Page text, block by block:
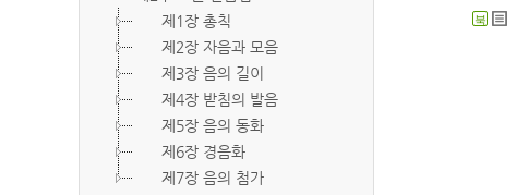
제1장 총칙
제2장 자음과 모음
제3장 음의 길이
제4장 받침의 발음
제5장 음의 동화
제6장 경음화
제7장 음의 첨가
북